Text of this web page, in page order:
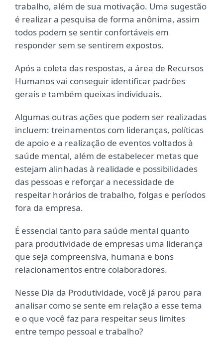
trabalho, além de sua motivação. Uma sugestão
é realizar a pesquisa de forma anônima, assim
todos podem se sentir confortáveis em
responder sem se sentirem expostos.
Após a coleta das respostas, a área de Recursos
Humanos vai conseguir identificar padrões
gerais e também queixas individuais.
Algumas outras ações que podem ser realizadas
incluem: treinamentos com lideranças, políticas
de apoio e a realização de eventos voltados à
saúde mental, além de estabelecer metas que
estejam alinhadas à realidade e possibilidades
das pessoas e reforçar a necessidade de
respeitar horários de trabalho, folgas e períodos
fora da empresa.
É essencial tanto para saúde mental quanto
para produtividade de empresas uma liderança
que seja compreensiva, humana e bons
relacionamentos entre colaboradores.
Nesse Dia da Produtividade, você já parou para
analisar como se sente em relação a esse tema
e o que você faz para respeitar seus limites
entre tempo pessoal e trabalho?